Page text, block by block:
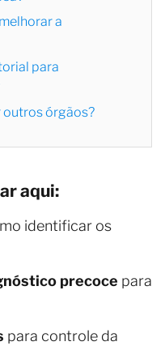
a
para
outros órgãos?
aqui:
identificar os
precoce para
para controle da